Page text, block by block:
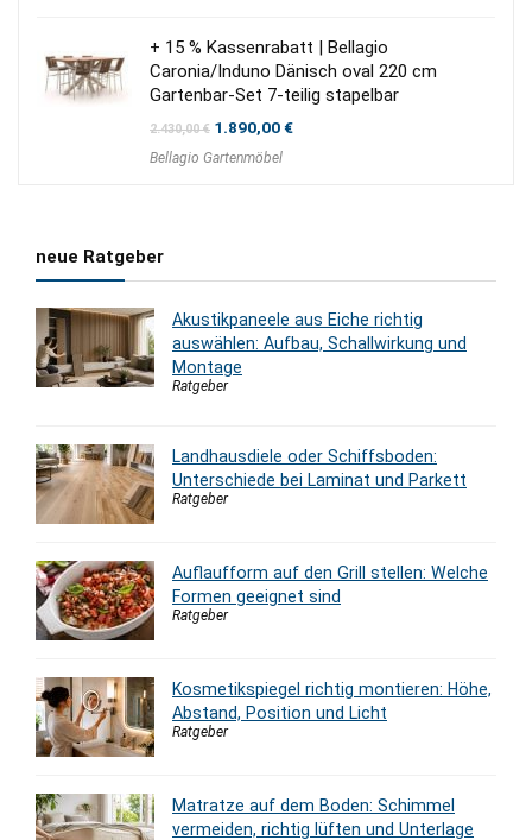
+ 15 % Kassenrabatt | Bellagio
Caronia/Induno Dänisch oval 220 cm
Gartenbar-Set 7-teilig stapelbar
2.430,00€ Ursprünglicher
war:
1.890,00€Aktueller
Bellagio Gartenmöbel
neue Ratgeber
Akustikpaneele aus Eiche richtig
auswählen: Aufbau, Schallwirkung und
Montage
Ratgeber
Landhausdiele oder Schiffsboden:
Unterschiede bei Laminat und Parkett
Ratgeber
Auflaufform auf den Grill stellen: Welche
Formen geeignet sind
Ratgeber
Kosmetikspiegel richtig montieren: Höhe,
Abstand, Position und Licht
Ratgeber
Matratze auf dem Boden: Schimmel
vermeiden, richtig lüften und Unterlage